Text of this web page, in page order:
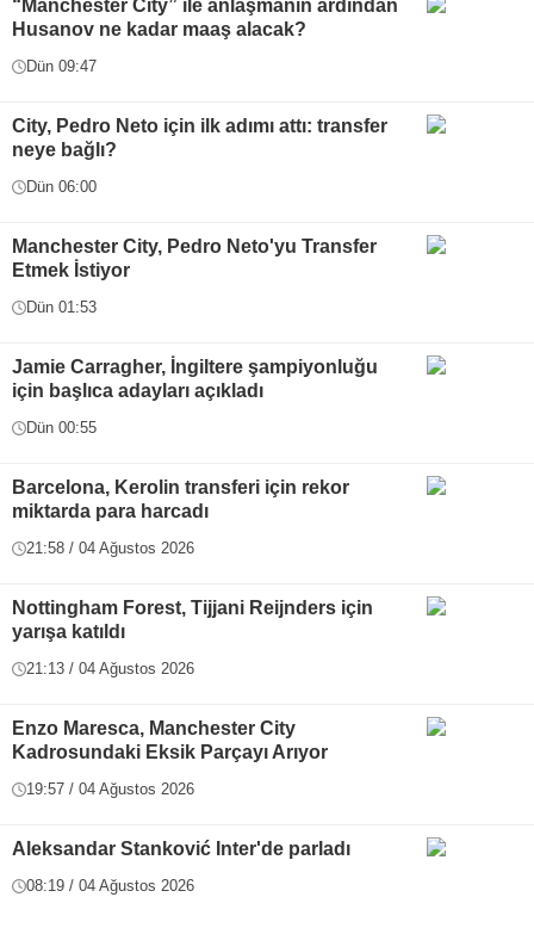
“Manchester City” ile anlaşmanın ardından
Husanov ne kadar maaş alacak?
Dün 09:47
City, Pedro Neto için ilk adımı attı: transfer
neye bağlı?
Dün 06:00
Manchester City, Pedro Neto'yu Transfer
Etmek İstiyor
Dün 01:53
Jamie Carragher, İngiltere şampiyonluğu
için başlıca adayları açıkladı
Dün 00:55
Barcelona, Kerolin transferi için rekor
miktarda para harcadı
21:58 / 04 Ağustos 2026
Nottingham Forest, Tijjani Reijnders için
yarışa katıldı
21:13 / 04 Ağustos 2026
Enzo Maresca, Manchester City
Kadrosundaki Eksik Parçayı Arıyor
19:57 / 04 Ağustos 2026
Aleksandar Stanković Inter'de parladı
08:19 / 04 Ağustos 2026